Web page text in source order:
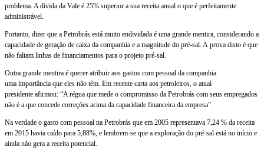
problema. A dívida da Vale é 25% superior a sua receita anual o que é perfeitamente
administrável.
Portanto, dizer que a Petrobrás está muito endividada é uma grande mentira, considerando a
capacidade de geração de caixa da companhia e a magnitude do pré-sal. A prova disto é que
não faltam linhas de financiamentos para o projeto pré-sal.
Outra grande mentira é querer atribuir aos gastos com pessoal da companhia
uma importância que eles não têm. Em recente carta aos petroleiros, o atual
presidente afirmou: “A régua que mede o compromisso da Petrobrás com seus empregados
não é a que concede correções acima da capacidade financeira da empresa”.
Na verdade o gasto com pessoal na Petrobrás que em 2005 representava 7,24 % da receita
em 2015 havia caído para 5,88%, e lembrem-se que a exploração do pré-sal está no início e
ainda não gera a receita potencial.